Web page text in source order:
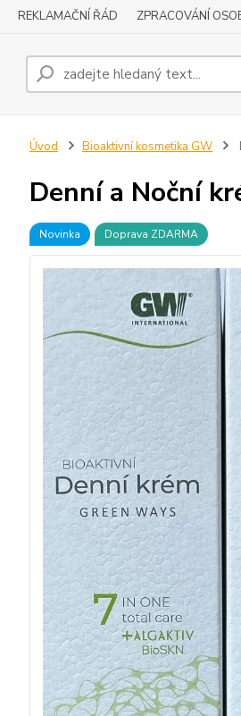
REKLAMAČNÍ ŘÁD ZPRACOVÁNÍ
Úvod Bioaktivní kosmetika GW
Denní a Noční
Novinka Doprava ZDARMA